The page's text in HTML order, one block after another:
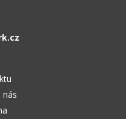
nás